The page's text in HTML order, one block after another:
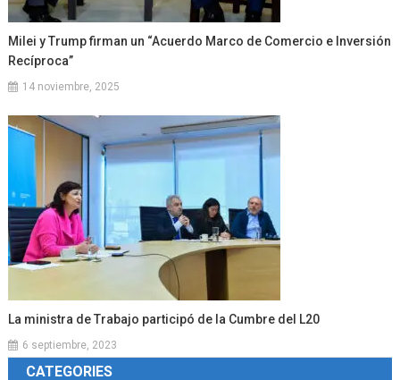
Milei y Trump firman un “Acuerdo Marco de Comercio e Inversión
Recíproca”
14 noviembre, 2025
La ministra de Trabajo participó de la Cumbre del L20
6 septiembre, 2023
CATEGORIES